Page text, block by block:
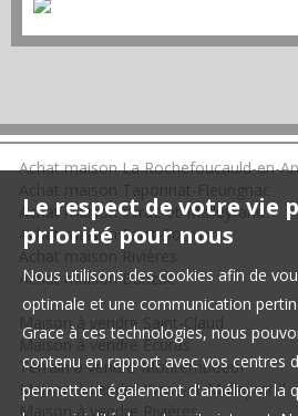
Achat maison La Rochefoucauld-en-
Achat maison Yvrac-et-Malleyrand
Achat maison Saint-Sornin
Achat maison Rivières
Achat maison Bunzac
Maison à vendre Saint-Claud
Maison à vendre Écuras
Terrain à vendre Montemboeuf
Maison à vendre Yvrac-et-Malleyrand
Maison à vendre Rivières
Le respect de votre vie
priorité pour nous
Nous utilisons des cookies afin de
optimale et une communication
Grace à ces technologies, nous
contenu en rapport avec vos centres
permettent également d'améliorer la